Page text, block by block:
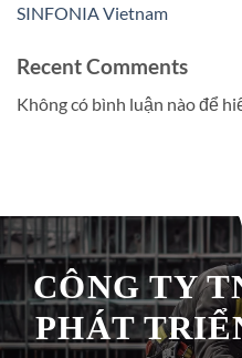
SINFONIA Vietnam
Recent Comments
Không có bình luận nào để
CÔNG TY
PHÁT